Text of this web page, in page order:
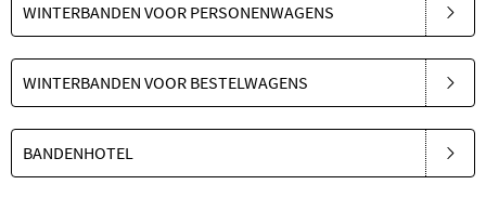
WINTERBANDEN VOOR PERSONENWAGENS
WINTERBANDEN VOOR BESTELWAGENS
BANDENHOTEL